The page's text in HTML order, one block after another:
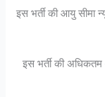
इस भर्ती की आयु सीमा
इस भर्ती की अधिकतम